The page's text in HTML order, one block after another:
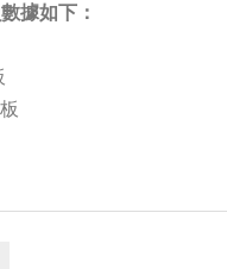
據如下：